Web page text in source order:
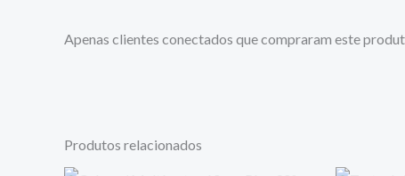
Apenas clientes conectados que compraram este
Produtos relacionados